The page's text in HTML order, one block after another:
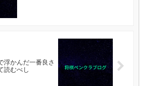
浮かんだ一番良さ
読むべし